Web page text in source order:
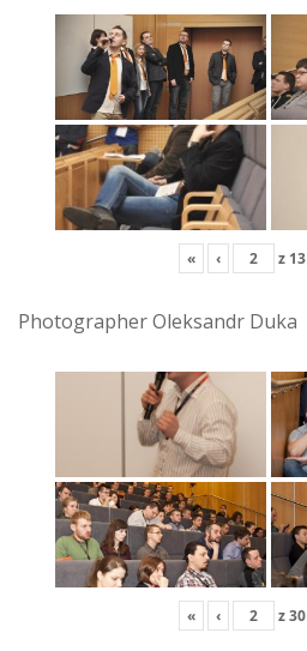
« ‹ z 13
Photographer Oleksandr Duka
« ‹ z30